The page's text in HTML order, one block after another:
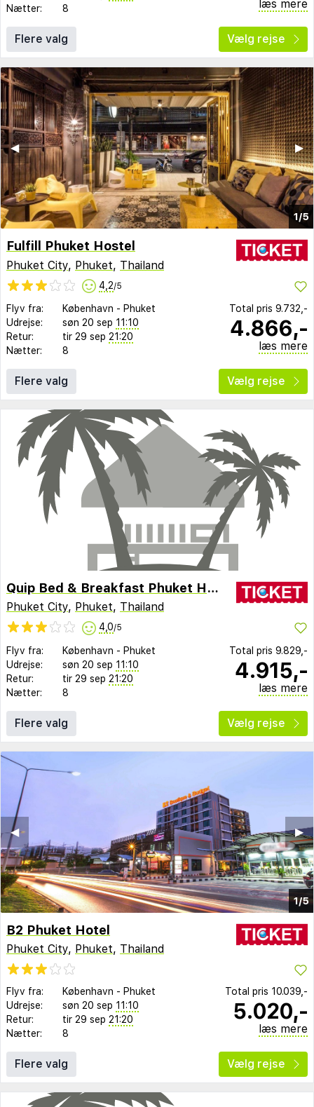
Nætter:
8 læs mere
Flere valg Vælg rejse
1/5
▶︎
◀︎
Fulfill Phuket Hostel
Phuket City, Phuket, Thailand
4,2/5
Flyv fra: København - Phuket
Udrejse:
søn 20 sep 11:10
Retur:
tir 29 sep 21:20
Nætter:
8
Total pris 9.732,-
4.866,-
læs mere
Flere valg Vælg rejse
Quip Bed & Breakfast Phuket Hotel
Phuket City, Phuket, Thailand
4,0/5
Flyv fra: København - Phuket
Udrejse:
søn 20 sep 11:10
Retur:
tir 29 sep 21:20
Nætter:
8
Total pris 9.829,-
4.915,-
læs mere
Flere valg Vælg rejse
1/5
▶︎
◀︎
B2 Phuket Hotel
Phuket City, Phuket, Thailand
Flyv fra: København - Phuket
Udrejse:
søn 20 sep 11:10
Retur:
tir 29 sep 21:20
Nætter:
8
Total pris 10.039,-
5.020,-
læs mere
Flere valg Vælg rejse